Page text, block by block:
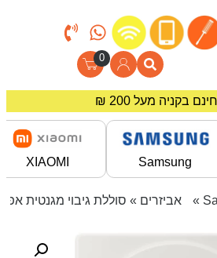
0
בקניה מעל 200 ₪לרוכשים באתר!
Samsung
XIAOMI
» אביזרים » סוללת גיבוי מגנטית